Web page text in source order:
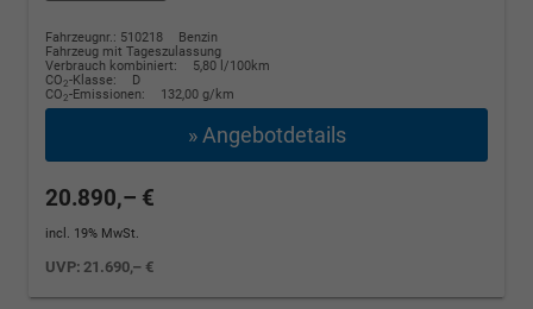
Fahrzeugnr.: 510218
Benzin
Fahrzeug mit Tageszulassung
Verbrauch kombiniert:
5,80 l/100km
CO2-Klasse:
D
CO2-Emissionen: 132,00 g/km
» Angebotdetails
20.890,– €
incl. 19% MwSt.
UVP:21.690,– €